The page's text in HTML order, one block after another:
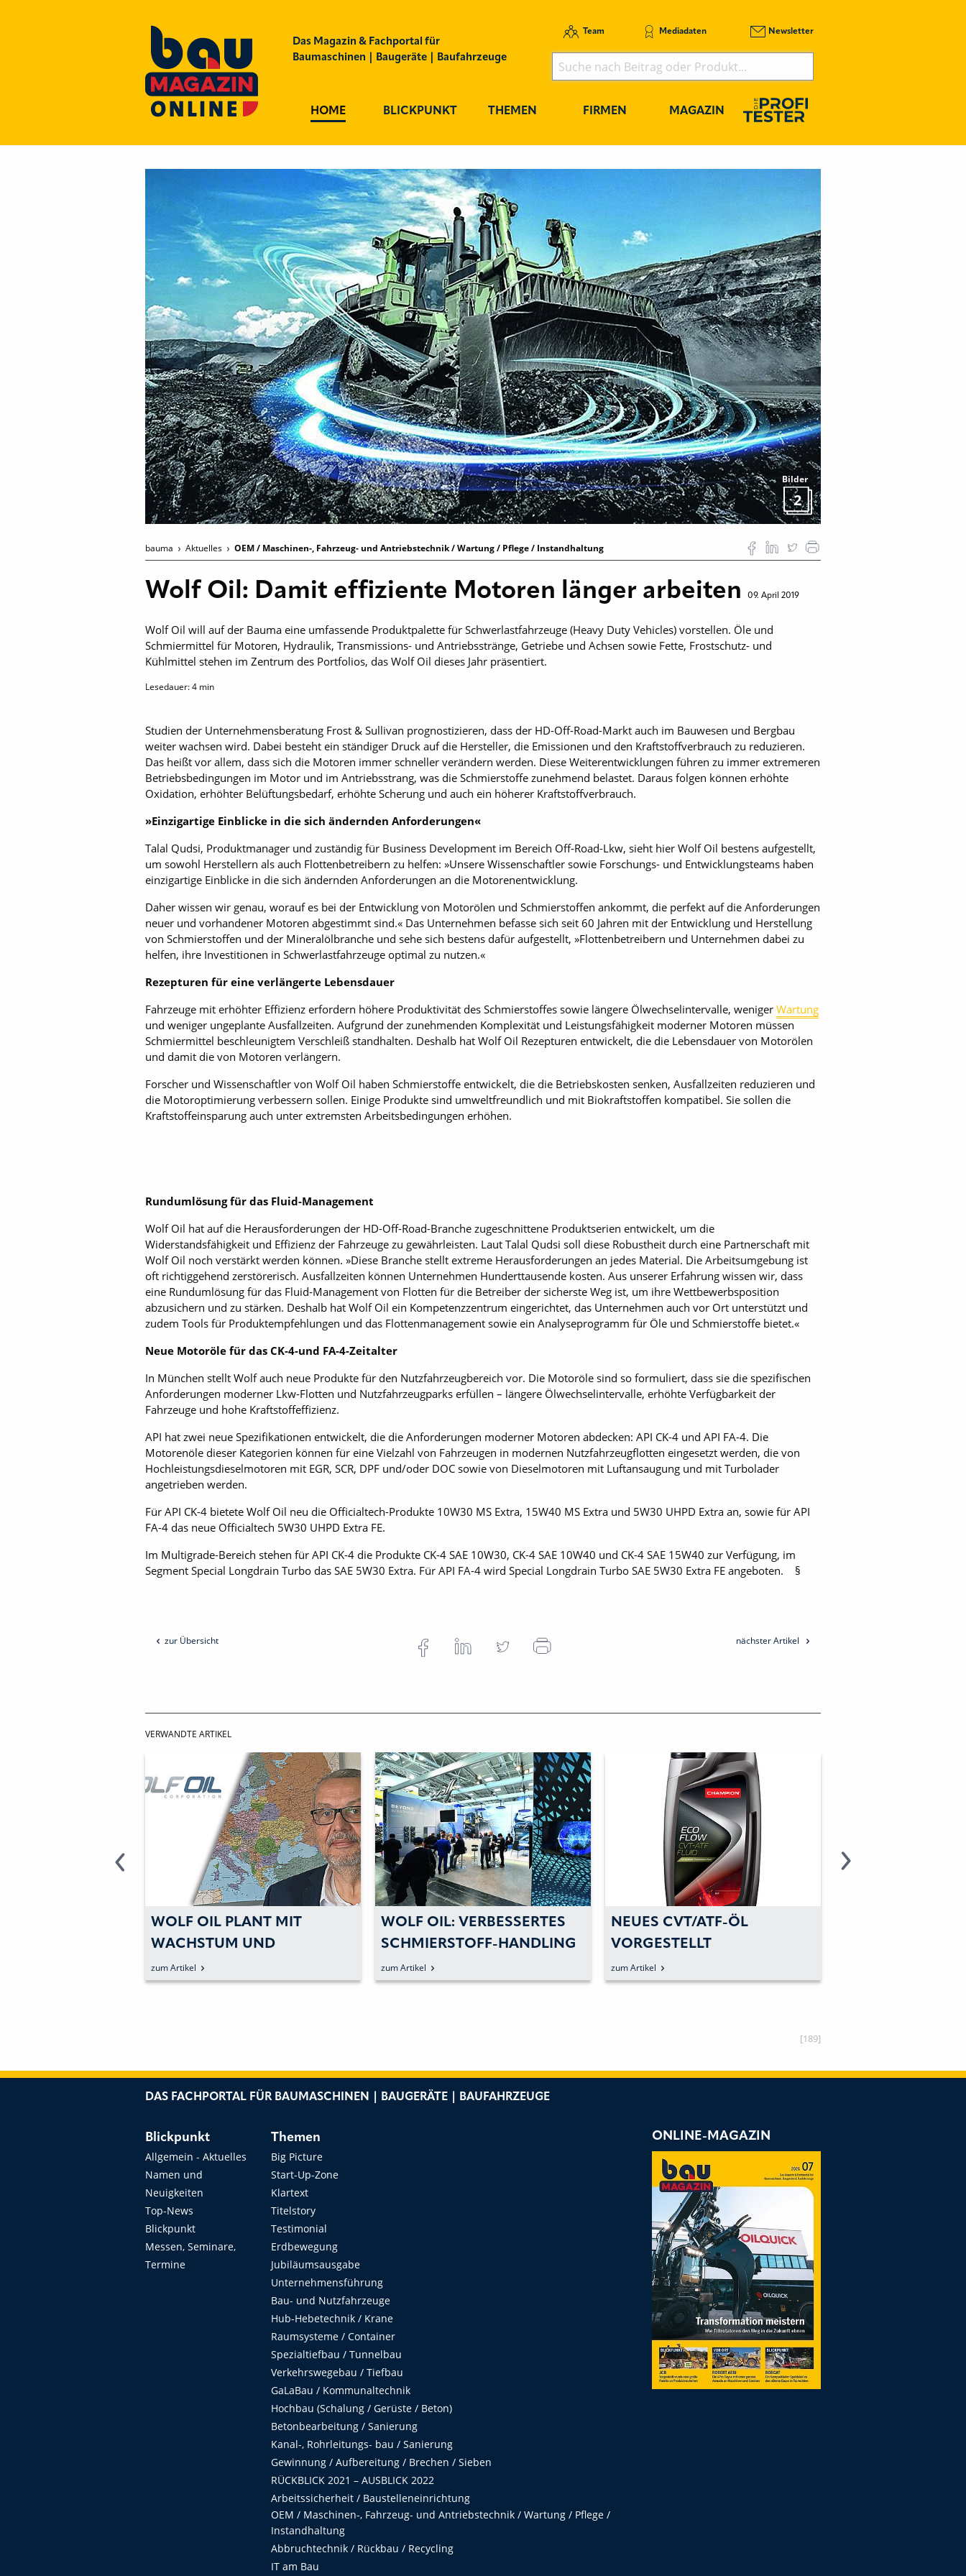
Das Magazin & Fachportal für
Baumaschinen | Baugeräte | Baufahrzeuge
Team Mediadaten Newsletter
HOME BLICKPUNKT THEMEN FIRMEN MAGAZIN
Bilder
2
bauma Aktuelles OEM / Maschinen-, Fahrzeug- und Antriebstechnik / Wartung / Pflege / Instandhaltung
Wolf Oil: Damit effiziente Motoren länger arbeiten 09. April 2019
Wolf Oil will auf der Bauma eine umfassende Produktpalette für Schwer­lastfahrzeuge (Heavy Duty Vehicles) vorstellen. Öle und
Schmiermittel für Motoren, Hydraulik, Transmissions- und Antriebsstränge, Getriebe und Achsen sowie Fette, Frostschutz- und
Kühlmittel stehen im Zentrum des Portfolios, das Wolf Oil dieses Jahr präsentiert.
Lesedauer:4 min
Studien der Unternehmensberatung Frost & Sullivan prognostizieren, dass der HD-Off-Road-Markt auch im Bauwesen und Bergbau
weiter wachsen wird. Dabei besteht ein ständiger Druck auf die Hersteller, die Emissionen und den Kraftstoffverbrauch zu reduzieren.
Das heißt vor allem, dass sich die Motoren immer schneller verändern werden. Diese Weiterentwicklungen führen zu immer extremeren
Betriebsbedingungen im Motor und im Antriebsstrang, was die Schmierstoffe zunehmend belastet. Daraus folgen können erhöhte
Oxidation, erhöhter Belüftungsbedarf, erhöhte Scherung und auch ein höherer Kraftstoffverbrauch.
»Einzigartige Einblicke in die sich ändernden Anforderungen«
Talal Qudsi, Produktmanager und zuständig für Business Development im Bereich Off-Road-Lkw, sieht hier Wolf Oil bestens aufgestellt,
um sowohl Herstellern als auch Flottenbetreibern zu helfen: »Unsere Wissenschaftler sowie Forschungs- und Entwicklungsteams haben
einzigartige Einblicke in die sich ändernden Anforderungen an die Motorenentwicklung.
Daher wissen wir genau, worauf es bei der Entwicklung von Motorölen und Schmierstoffen ankommt, die perfekt auf die Anforderungen
neuer und vorhandener Motoren abgestimmt sind.« Das Unternehmen befasse sich seit 60 Jahren mit der Entwicklung und Herstellung
von Schmierstoffen und der Mineralölbranche und sehe sich bestens dafür aufgestellt, »Flottenbetreibern und Unternehmen dabei zu
helfen, ihre Investitionen in Schwerlastfahrzeuge optimal zu nutzen.«
Rezepturen für eine verlängerte Lebensdauer
Fahrzeuge mit erhöhter Effizienz erfordern höhere Produktivität des Schmierstoffes sowie längere Ölwechselintervalle, weniger Wartung
und weniger ungeplante Ausfallzeiten. Aufgrund der zunehmenden Komplexität und Leistungsfähigkeit moderner Motoren müssen
Schmiermittel beschleunigtem Verschleiß standhalten. Deshalb hat Wolf Oil Rezepturen entwickelt, die die Lebensdauer von Motorölen
und damit die von Motoren verlängern.
Forscher und Wissenschaftler von Wolf Oil haben Schmierstoffe entwickelt, die die Betriebskosten senken, Ausfallzeiten reduzieren und
die Motoroptimierung verbessern sollen. ­Einige Produkte sind umweltfreundlich und mit Biokraftstoffen kompatibel. Sie sollen die
Kraftstoffeinsparung auch unter extremsten Arbeitsbedingungen erhöhen.
Rundumlösung für das Fluid-Management
Wolf Oil hat auf die Herausforderungen der HD-Off-Road-Branche zugeschnittene Produktserien entwickelt, um die
Widerstandsfähigkeit und Effizienz der Fahrzeuge zu gewährleisten. Laut Talal Qudsi soll diese Robustheit durch eine Partnerschaft mit
Wolf Oil noch verstärkt werden können. »Diese Branche stellt extreme Herausforderungen an jedes Material. Die Arbeitsumgebung ist
oft richtiggehend zerstörerisch. Ausfallzeiten können Unternehmen Hunderttausende kosten. Aus unserer Erfahrung wissen wir, dass
eine Rundumlösung für das Fluid-Management von Flotten für die Betreiber der sicherste Weg ist, um ihre Wettbewerbsposition
abzusichern und zu stärken. Deshalb hat Wolf Oil ein Kompetenzzentrum eingerichtet, das Unternehmen auch vor Ort unterstützt und
zudem Tools für Produktempfehlungen und das Flottenmanagement sowie ein Analyseprogramm für Öle und Schmierstoffe bietet.«
Neue Motoröle für das CK-4-und FA-4-Zeitalter
In München stellt Wolf auch neue Produkte für den Nutzfahrzeugbereich vor. Die Motoröle sind so formuliert, dass sie die spezifischen
Anforderungen moderner Lkw-Flotten und Nutzfahrzeugparks erfüllen – längere Ölwechselintervalle, erhöhte Verfügbarkeit der
Fahrzeuge und hohe Kraftstoffeffizienz.
API hat zwei neue Spezifikationen entwickelt, die die Anforderungen moderner Motoren abdecken: API CK-4 und API FA-4. Die
Motorenöle dieser Kategorien können für eine Vielzahl von Fahrzeugen in modernen Nutzfahrzeugflotten eingesetzt werden, die von
Hochleistungsdieselmotoren mit EGR, SCR, DPF und/oder DOC sowie von Dieselmotoren mit Luftansaugung und mit Turbolader
angetrieben werden.
Für API CK-4 bietete Wolf Oil neu die Officialtech-Produkte 10W30 MS Extra, 15W40 MS Extra und 5W30 UHPD Extra an, sowie für API
FA-4 das neue Officialtech 5W30 UHPD Extra FE.
Im Multigrade-Bereich stehen für API CK-4 die Produkte CK-4 SAE 10W30, CK-4 SAE 10W40 und CK-4 SAE 15W40 zur Verfügung, im
Segment Special Longdrain Turbo das SAE 5W30 Extra. Für API FA-4 wird Special Longdrain Turbo SAE 5W30 Extra FE angeboten. §
zur Übersicht nächster Artikel
VERWANDTE ARTIKEL
WOLF OIL PLANT MIT
WACHSTUM UND
ERWEITERT TEAM FÜR D-A-
CH-REGION
zum Artikel
WOLF OIL: VERBESSERTES
SCHMIERSTOFF-HANDLING
IM BETRIEB
zum Artikel
NEUES CVT/ATF-ÖL
VORGESTELLT
zum Artikel
[189]
DAS FACHPORTAL FÜR BAUMASCHINEN | BAUGERÄTE | BAUFAHRZEUGE
Blickpunkt
Allgemein - Aktuelles
Namen und
Neuigkeiten
Top-News
Blickpunkt
Messen, Seminare,
Termine
Themen
Big Picture
Start-Up-Zone
Klartext
Titelstory
Testimonial
Erdbewegung
Jubiläumsausgabe
Unternehmensführung
Bau- und Nutzfahrzeuge
Hub-Hebetechnik / Krane
Raumsysteme / Container
Spezialtiefbau / Tunnelbau
Verkehrswegebau / Tiefbau
GaLaBau / Kommunaltechnik
Hochbau (Schalung / Gerüste / Beton)
Betonbearbeitung / Sanierung
Kanal-, Rohrleitungs- bau / Sanierung
Gewinnung / Aufbereitung / Brechen / Sieben
RÜCKBLICK 2021 – AUSBLICK 2022
Arbeitssicherheit / Baustelleneinrichtung
OEM / Maschinen-, Fahrzeug- und Antriebstechnik / Wartung / Pflege /
Instandhaltung
Abbruchtechnik / Rückbau / Recycling
IT am Bau
ONLINE-MAGAZIN